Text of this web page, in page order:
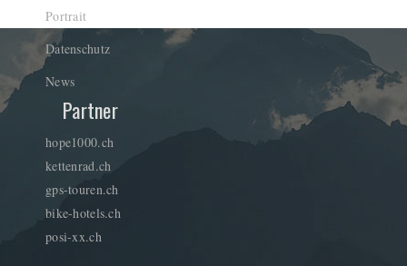
Portrait
Datenschutz
News
Partner
hope1000.ch
kettenrad.ch
gps-touren.ch
bike-hotels.ch
posi-xx.ch